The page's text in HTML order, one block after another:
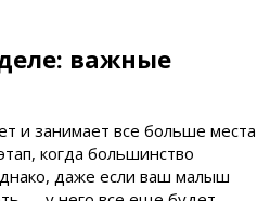
важные
и занимает все больше места
когда большинство
даже если ваш малыш